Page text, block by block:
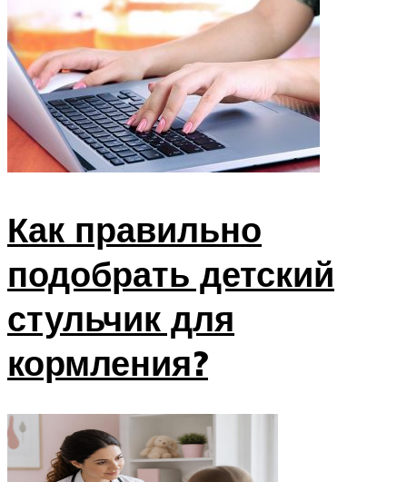
Как правильно
подобрать детский
стульчик для
кормления?